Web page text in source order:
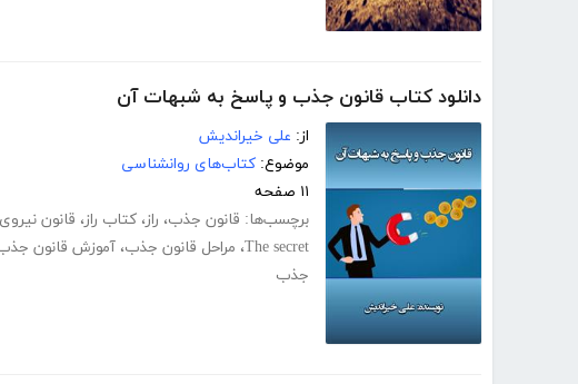
دانلود کتاب قانون جذب و پاسخ به شبهات آن
از: علی خیراندیش
موضوع: کتاب‌های روانشناسی
۱۱ صفحه
برچسب‌ها: قانون جذب، راز، کتاب راز، قانون
The secret، مراحل قانون جذب، آموزش قانون
جذب